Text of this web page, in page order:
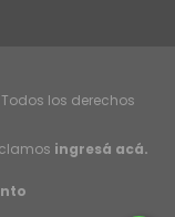
los derechos
ingresá acá.